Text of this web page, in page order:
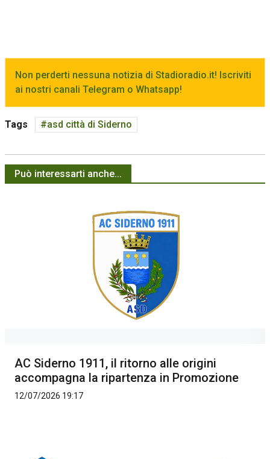
Non perderti nessuna notizia di Stadioradio.it! Iscriviti
ai nostri canali Telegram o Whatsapp!
Tags asd città di Siderno
Può interessarti anche...
AC Siderno 1911, il ritorno alle origini
accompagna la ripartenza in Promozione
12/07/2026 19:17